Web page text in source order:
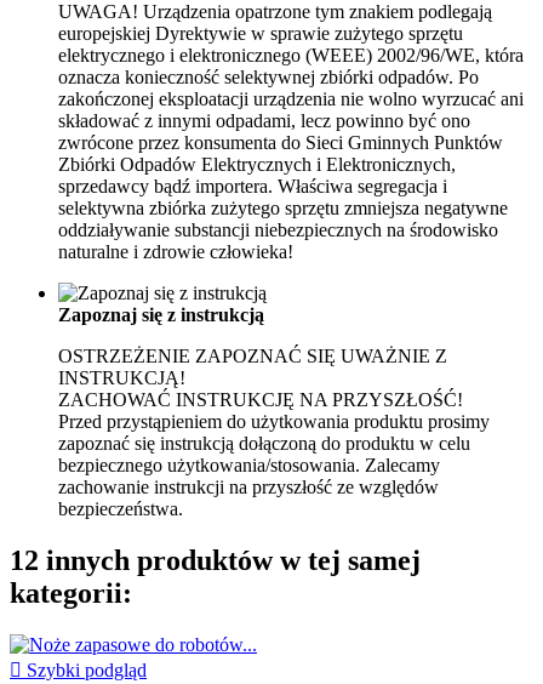
UWAGA! Urządzenia opatrzone tym znakiem podlegają
europejskiej Dyrektywie w sprawie zużytego sprzętu
elektrycznego i elektronicznego (WEEE) 2002/96/WE, która
oznacza konieczność selektywnej zbiórki odpadów. Po
zakończonej eksploatacji urządzenia nie wolno wyrzucać ani
składować z innymi odpadami, lecz powinno być ono
zwrócone przez konsumenta do Sieci Gminnych Punktów
Zbiórki Odpadów Elektrycznych i Elektronicznych,
sprzedawcy bądź importera. Właściwa segregacja i
selektywna zbiórka zużytego sprzętu zmniejsza negatywne
oddziaływanie substancji niebezpiecznych na środowisko
naturalne i zdrowie człowieka!
Zapoznaj się z instrukcją
OSTRZEŻENIE ZAPOZNAĆ SIĘ UWAŻNIE Z
INSTRUKCJĄ!
ZACHOWAĆ INSTRUKCJĘ NA PRZYSZŁOŚĆ!
Przed przystąpieniem do użytkowania produktu prosimy
zapoznać się instrukcją dołączoną do produktu w celu
bezpiecznego użytkowania/stosowania. Zalecamy
zachowanie instrukcji na przyszłość ze względów
bezpieczeństwa.
12 innych produktów w tej samej
kategorii:
 Szybki podgląd